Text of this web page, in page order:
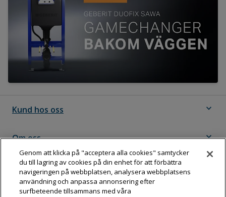
Kund hos oss expand_more
Om oss expand_more
Följ Dahl
Genom att klicka på "acceptera alla cookies" samtycker
du till lagring av cookies på din enhet för att förbättra
navigeringen på webbplatsen, analysera webbplatsens
användning och anpassa annonsering efter
surfbeteende tillsammans med våra